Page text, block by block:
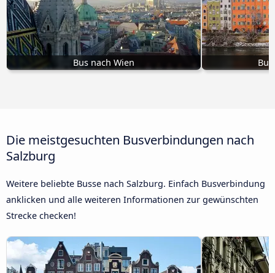
Bus nach Wien
Die meistgesuchten Busverbindungen nach
Salzburg
Weitere beliebte Busse nach Salzburg. Einfach Busverbindung
anklicken und alle weiteren Informationen zur gewünschten
Strecke checken!